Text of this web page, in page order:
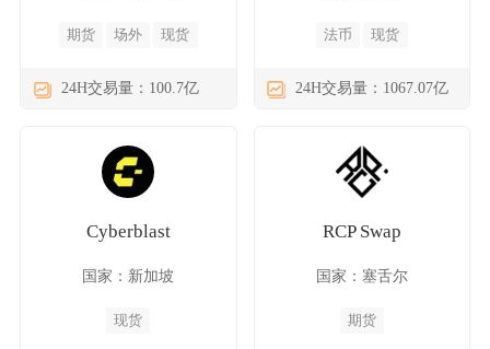
期货 场外 现货
24H交易量：100.7亿
法币 现货
24H交易量：1067.07亿
Cyberblast
国家：新加坡
现货
RCP Swap
国家：塞舌尔
期货